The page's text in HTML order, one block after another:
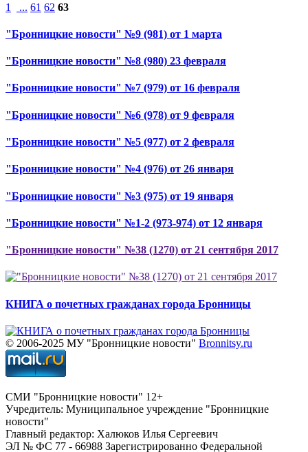
1 ... 61 62 63
"Бронницкие новости" №9 (981) от 1 марта
"Бронницкие новости" №8 (980) 23 февраля
"Бронницкие новости" №7 (979) от 16 февраля
"Бронницкие новости" №6 (978) от 9 февраля
"Бронницкие новости" №5 (977) от 2 февраля
"Бронницкие новости" №4 (976) от 26 января
"Бронницкие новости" №3 (975) от 19 января
"Бронницкие новости" №1-2 (973-974) от 12 января
"Бронницкие новости" №38 (1270) от 21 сентября 2017
КНИГА о почетных гражданах города Бронницы
© 2006-2025 МУ "Бронницкие новости" Bronnitsy.ru
СМИ "Бронницкие новости" 12+
Учредитель: Муниципальное учреждение "Бронницкие
новости"
Главный редактор: Халюков Илья Сергеевич
ЭЛ № ФС 77 - 66988 Зарегистрированно Федеральной